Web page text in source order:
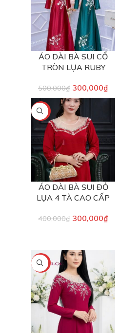
ÁO DÀI BÀ SUI CỔ
TRÒN LỤA RUBY
500,000₫ 300,000₫
-25%
ÁO DÀI BÀ SUI ĐỎ
LỤA 4 TÀ CAO CẤP
400,000₫ 300,000₫
-40%